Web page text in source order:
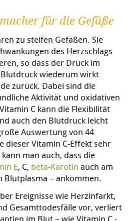
für die Gefäße
zu steifen Gefäßen. Sie
des Herzschlags
so dass der Druck im
wiederum wirkt
zurück. Dabei sind die
Aktivität und oxidativen
C kann die Flexibilität
auch den Blutdruck leicht
Auswertung von 44
dieser Vitamin C-Effekt sehr
man auch, dass die
E, C, beta-Karotin auch am
Blutplasma – ankommen.
Ereignisse wie Herzinfarkt,
Gesamttodesfälle vor, verliert
im Blut – wie Vitamin C -